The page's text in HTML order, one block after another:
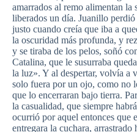
amarrados al remo alimentan la
liberados un día. Juanillo
justo cuando creía que iba a
la oscuridad más profunda, y
y se tiraba de los pelos, soñó
Catalina, que le susurraba
la luz». Y al despertar, volvía a
solo fuera por un ojo, como no
que lo encerraran bajo tierra.
la casualidad, que siempre
ocurrió por aquel entonces que
entregara la cuchara, arrastrado